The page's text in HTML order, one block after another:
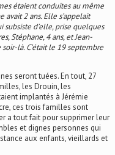
étaient conduites au même
2 ans. Elle s’appelait
subsiste d’elle, prise quelques
Stéphane, 4 ans, et Jean-
soir-là. C’était le 19 septembre
seront tuées. En tout, 27
les Drouin, les
implantés à Jérémie
ces trois familles sont
a tout fait pour supprimer leur
et dignes personnes qui
aux enfants, vieillards et